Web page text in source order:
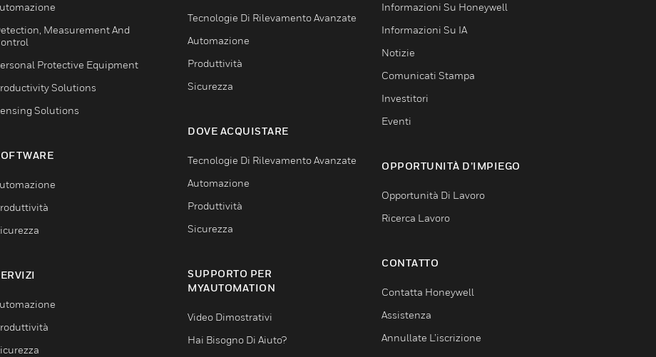
Measurement And
Protective Equipment
Solutions
Solutions
Tecnologie Di Rilevamento Avanzate
Automazione
Produttività
Sicurezza
DOVE ACQUISTARE
Tecnologie Di Rilevamento Avanzate
Automazione
Produttività
Sicurezza
SUPPORTO PER
MYAUTOMATION
Video Dimostrativi
Hai Bisogno Di Aiuto?
Informazioni Su Honeywell
Informazioni Su IA
Notizie
Comunicati Stampa
Investitori
Eventi
OPPORTUNITÀ D’IMPIEGO
Opportunità Di Lavoro
Ricerca Lavoro
CONTATTO
Contatta Honeywell
Assistenza
Annullate L’iscrizione